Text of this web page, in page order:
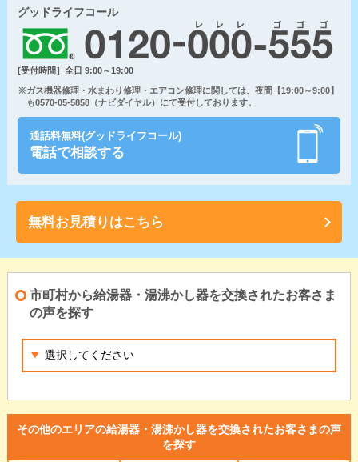
グッドライフコール
[受付時間］全日 9:00～19:00
※ガス機器修理・水まわり修理・エアコン修理に関しては、夜間【19:00～9:00】
も0570-05-5858（ナビダイヤル）にて受付しております。
通話料無料(グッドライフコール)
電話で相談する
無料お見積りはこちら
市町村から給湯器・湯沸かし器を交換されたお客さま
の声を探す
その他のエリアの給湯器・湯沸かし器を交換されたお客さまの声
を探す